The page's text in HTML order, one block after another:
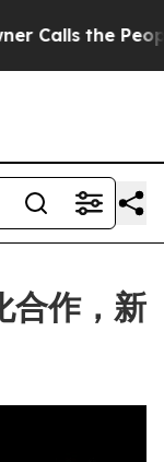
the People
作，新